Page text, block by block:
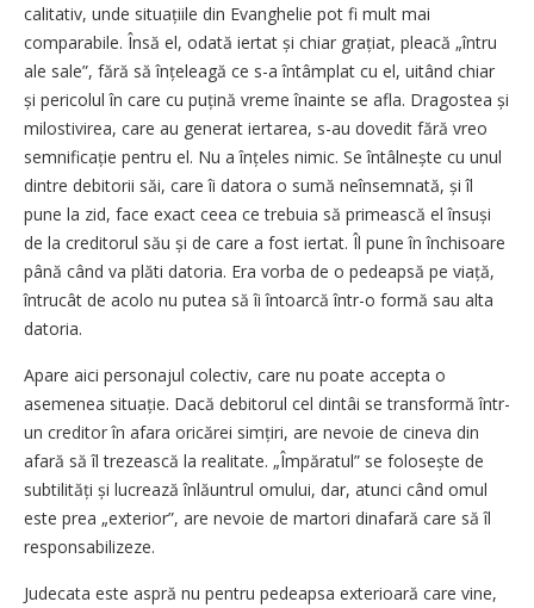
calitativ, unde situațiile din Evanghelie pot fi mult mai
comparabile. Însă el, odată iertat și chiar grațiat, pleacă „întru
ale sale”, fără să înțeleagă ce s-a întâmplat cu el, uitând chiar
și pericolul în care cu puțină vreme înainte se afla. Dragostea și
milostivirea, care au generat iertarea, s-au dovedit fără vreo
semnificație pentru el. Nu a înțeles nimic. Se întâlnește cu unul
dintre debitorii săi, care îi datora o sumă neînsemnată, și îl
pune la zid, face exact ceea ce trebuia să primească el însuși
de la creditorul său și de care a fost iertat. Îl pune în închisoare
până când va plăti datoria. Era vorba de o pedeapsă pe viață,
întrucât de acolo nu putea să îi întoarcă într-o formă sau alta
datoria.
Apare aici personajul colectiv, care nu poate accepta o
asemenea situație. Dacă debitorul cel dintâi se transformă într-
un creditor în afara oricărei simțiri, are nevoie de cineva din
afară să îl trezească la realitate. „Împăratul” se folo­sește de
subtilități și lucrează înlăuntrul omului, dar, atunci când omul
este prea „exterior”, are nevoie de martori dinafară care să îl
responsabilizeze.
Judecata este aspră nu pentru pedeapsa exterioară care vine,